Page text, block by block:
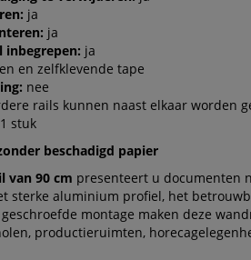
ja
ja
inbegrepen: ja
en zelfklevende tape
nee
rails kunnen naast elkaar worden
1 stuk
beschadigd papier
van 90 cm presenteert u documenten
sterke aluminium profiel, het
montage maken deze
productieruimten,